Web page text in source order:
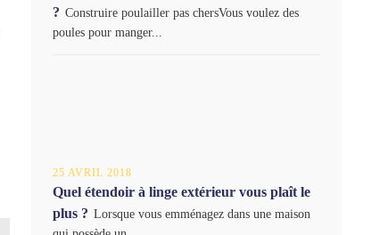
? Construire poulailler pas chersVous voulez des
poules pour manger...
25 AVRIL 2018
Quel étendoir à linge extérieur vous plaît le
plus ? Lorsque vous emménagez dans une maison